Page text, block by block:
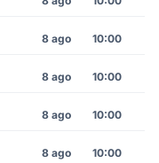
8 ago 10:00
8 ago 10:00
8 ago 10:00
8 ago 10:00